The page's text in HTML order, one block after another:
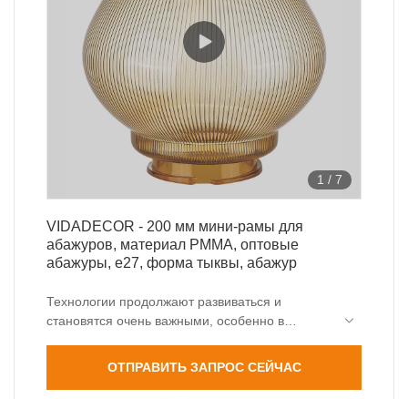
1 / 7
VIDADECOR - 200 мм мини-рамы для
абажуров, материал PMMA, оптовые
абажуры, e27, форма тыквы, абажур
Технологии продолжают развиваться и
становятся очень важными, особенно в
профессиональная производственная
ОТПРАВИТЬ ЗАПРОС СЕЙЧАС